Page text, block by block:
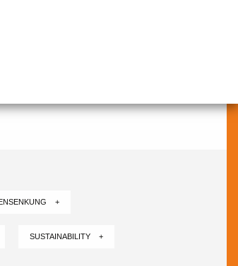
+
SUSTAINABILITY +